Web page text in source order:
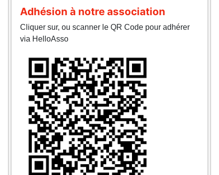
Adhésion à notre association
Cliquer sur, ou scanner le QR Code pour adhérer
via HelloAsso